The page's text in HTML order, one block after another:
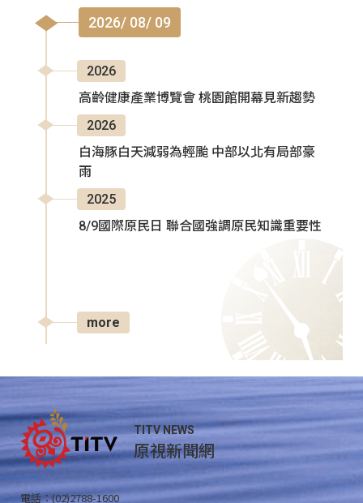
2026/ 08/ 09
2026
高齡健康產業博覽會 桃園館開幕見新趨勢
2026
白海豚白天減弱為輕颱 中部以北有局部豪
雨
2025
8/9國際原民日 聯合國強調原民知識重要性
more
TITV NEWS
原視新聞網
電話：(02)2788-1600